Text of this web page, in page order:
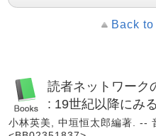
Back
読者ネットワーク
: 19世紀以降にみ
小林英美, 中垣恒太郎編著. --